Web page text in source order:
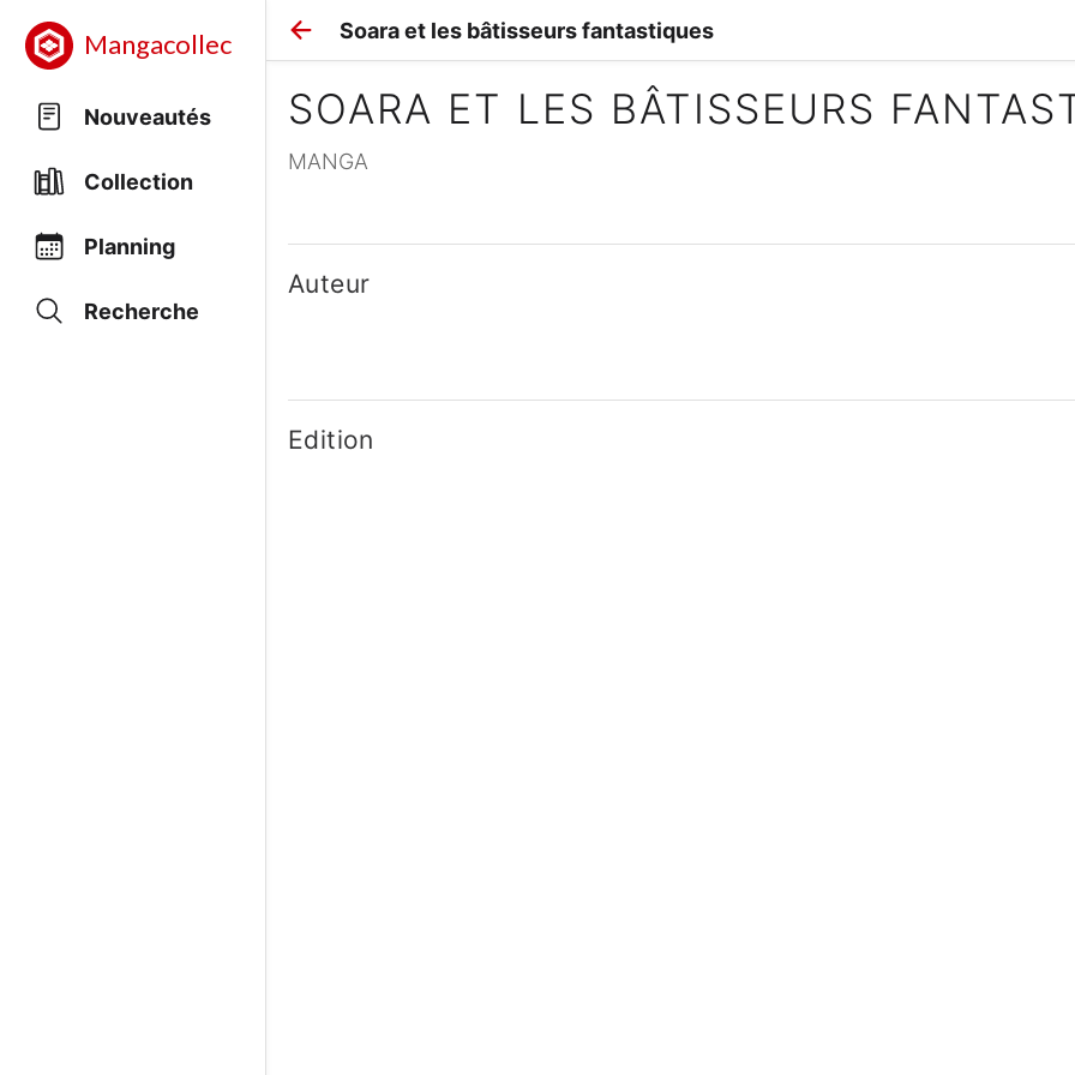
Mangacollec
Nouveautés
Collection
Planning
Recherche
Soara et les bâtisseurs fantastiques
SOARA ET LES BÂTISSEURS
MANGA
Auteur
Edition